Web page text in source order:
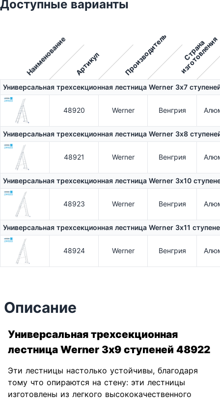
Доступные варианты
Наименование Артикул Производитель С
т
р
а
н
а
и
з
г
о
т
о
в
л
е
н
и
я
Универсальная трехсекционная лестница Werner 3х7
48920 Werner Венгрия
Универсальная трехсекционная лестница Werner 3х8
48921 Werner Венгрия
Универсальная трехсекционная лестница Werner 3х10
48923 Werner Венгрия
Универсальная трехсекционная лестница Werner 3х11
48924 Werner Венгрия
Описание
Универсальная трехсекционная
лестница Werner 3х9 ступеней 48922
Эти лестницы настолько устойчивы, благодаря
тому что опираются на стену: эти лестницы
изготовлены ​​из легкого высококачественного